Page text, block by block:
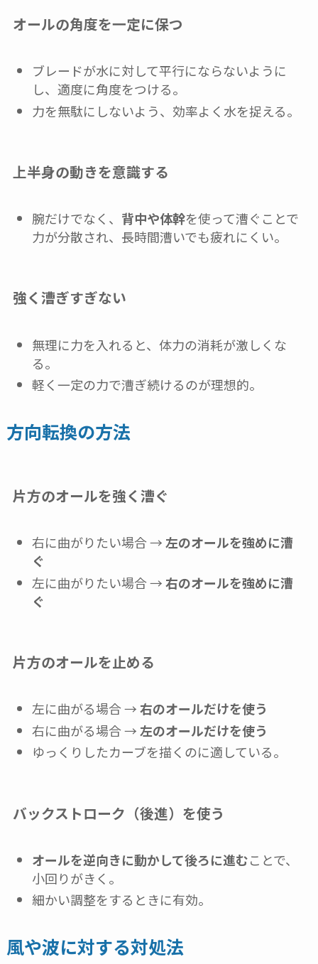
オールの角度を一定に保つ
ブレードが水に対して平行にならないように
し、適度に角度をつける。
力を無駄にしないよう、効率よく水を捉える。
上半身の動きを意識する
腕だけでなく、 背中や体幹を使って漕ぐことで
力が分散され、長時間漕いでも疲れにくい。
強く漕ぎすぎない
無理に力を入れると、体力の消耗が激しくな
る。
軽く一定の力で漕ぎ続けるのが理想的。
方向転換の方法
片方のオールを強く漕ぐ
右に曲がりたい場合 →左のオールを強めに漕
ぐ
左に曲がりたい場合 →右のオールを強めに漕
ぐ
片方のオールを止める
左に曲がる場合 →右のオールだけを使う
右に曲がる場合 →左のオールだけを使う
ゆっくりしたカーブを描くのに適している。
バックストローク（後進）を使う
オールを逆向きに動かして後ろに進むことで、
小回りがきく。
細かい調整をするときに有効。
風や波に対する対処法